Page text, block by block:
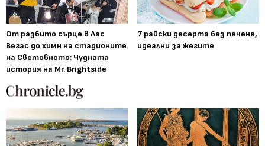
От разбито сърце в Лас
Вегас до химн на стадионите
на Световното: Чудната
история на Mr. Brightside
7 райски десерта без печене,
идеални за жегите